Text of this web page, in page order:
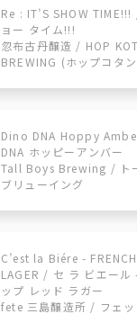
Re : IT’S SHOW
ョー タイム!!!
忽布古丹醸造 / HOP
BREWING (ホップコタ
Dino DNA Hoppy
DNA ホッピーアンバー
Tall Boys Brewing / ト
ブリューイング
C’est la Biére -
LAGER / セ ラ ビエール
ップ レッド ラガー
fete 三島醸造所 / フェッ